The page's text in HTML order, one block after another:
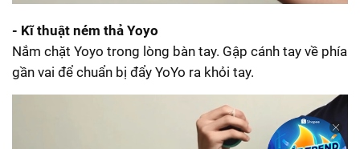
- Kĩ thuật ném thả Yoyo
Nắm chặt Yoyo trong lòng bàn tay. Gập cánh tay về phía
gần vai để chuẩn bị đẩy YoYo ra khỏi tay.